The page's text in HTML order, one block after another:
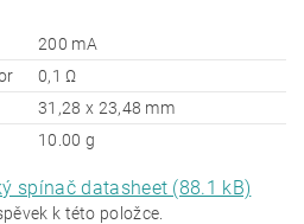
200 mA
0,1 Ω
31,28 x 23,48 mm
10.00 g
spínač datasheet (88.1 kB)
k této položce.